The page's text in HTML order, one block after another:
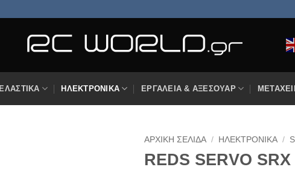
ΕΛΑΣΤΙΚΆ ΗΛΕΚΤΡΟΝΙΚΆ ΕΡΓΑΛΕΊΑ & ΑΞΕΣΟΥΆΡ
ΑΡΧΙΚΉ ΣΕΛΊΔΑ / ΗΛΕΚΤΡΟΝΙΚΆ /
REDS SERVO